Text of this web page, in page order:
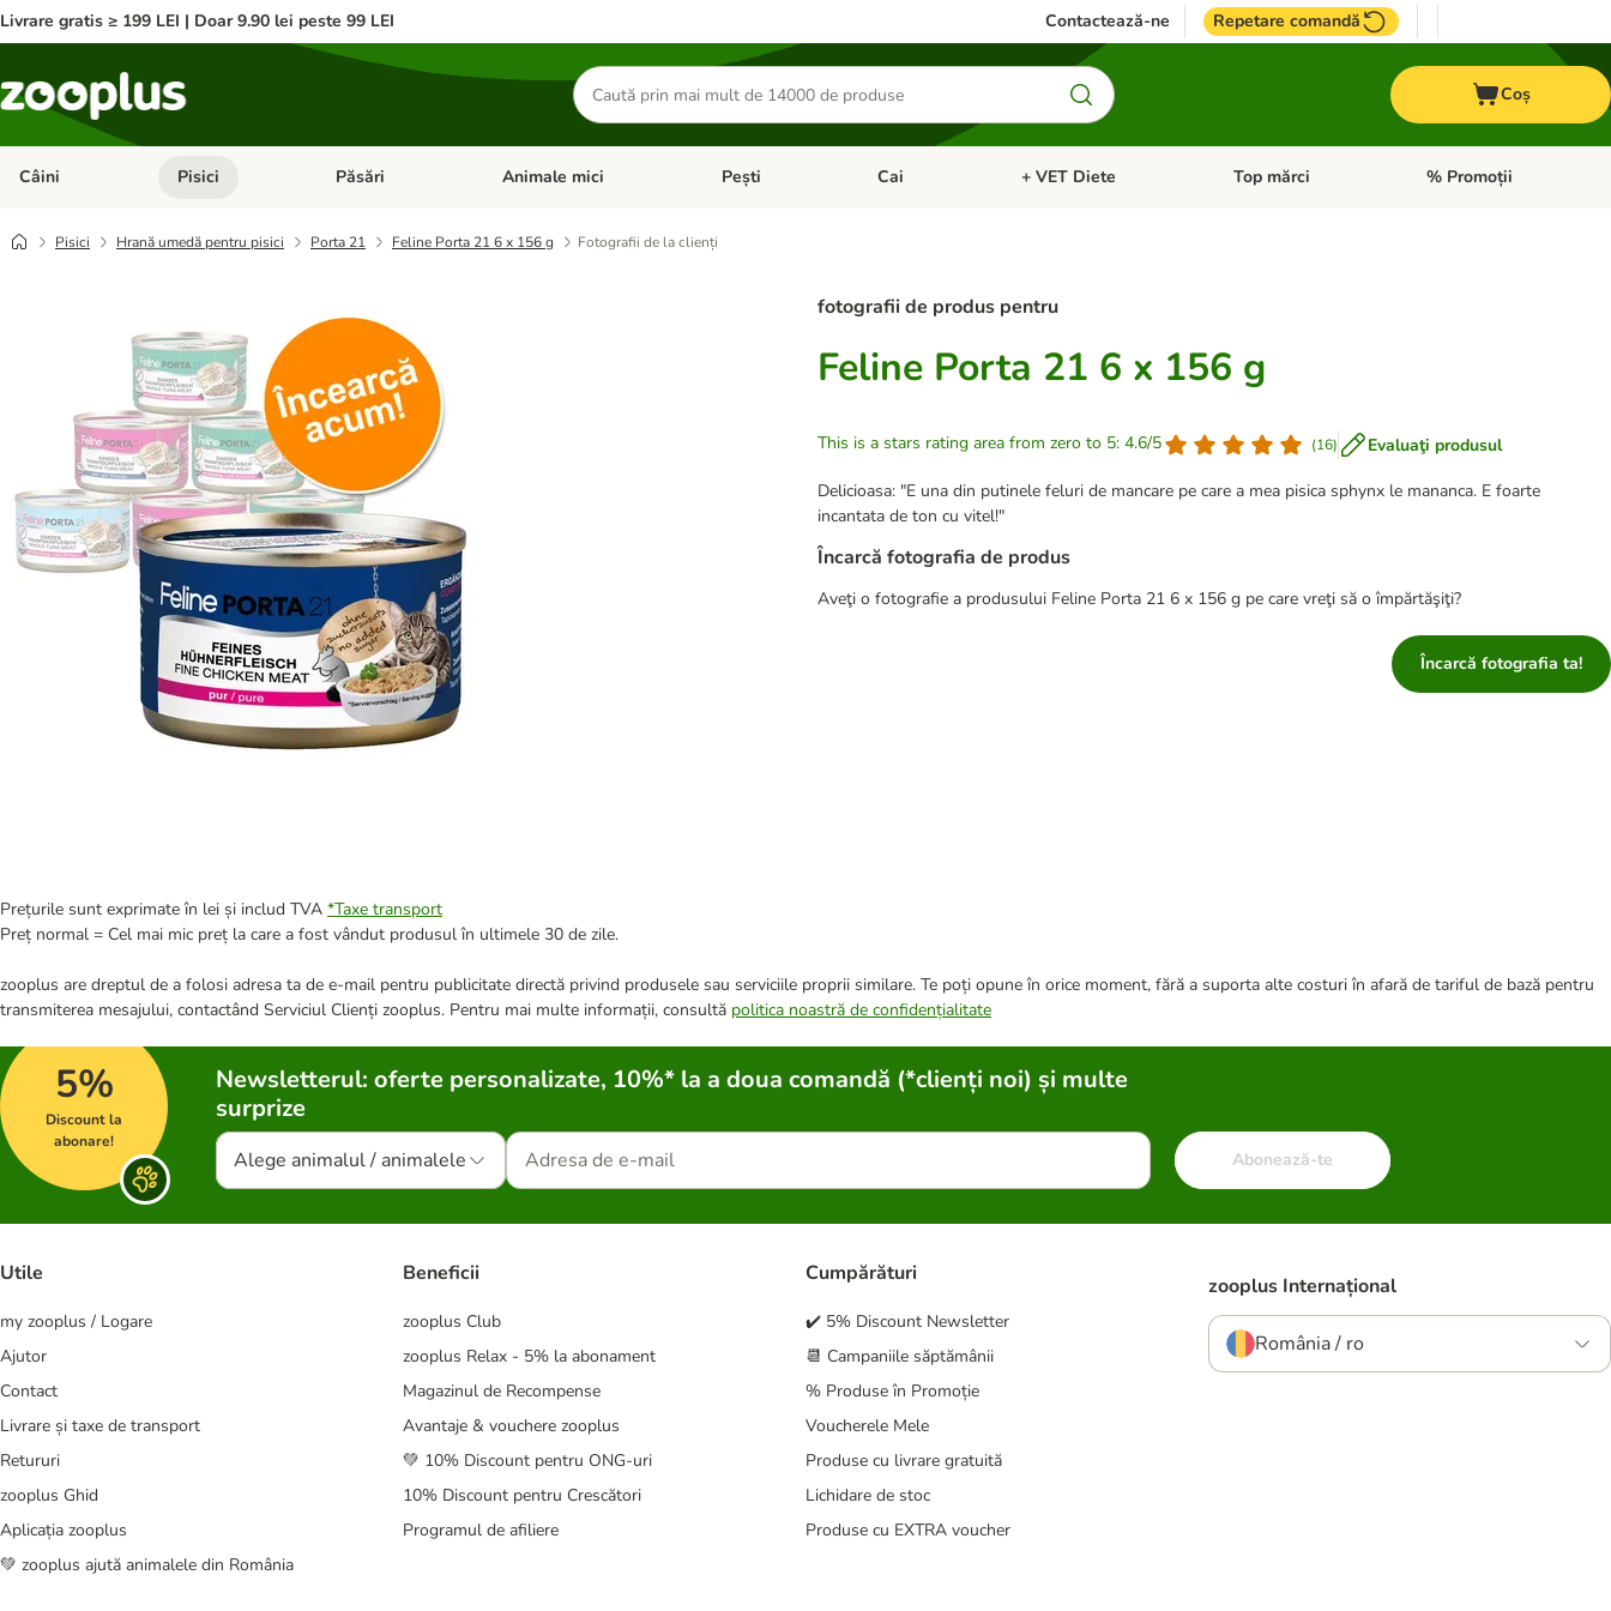
Livrare gratis ≥ 199 LEI | Doar 9.90 lei peste 99 LEI Contactează-ne Repetare comandă
Căutare
produse
Coș
Câini Deschideți meniul cu categorii: Câini
Pisici Deschideți meniul cu categorii: Pisici
Păsări Deschideți meniul cu categorii: Păsări
Animale mici Deschideți meniul cu categorii: Animale mici
Pești Deschideți meniul cu categorii: Pești
Cai Deschideți meniul cu categorii: Cai
+ VET Diete Deschideți meniul cu categorii: + VET Diete
Top mărci Deschideți meniul cu
% Promoții
Pisici Hrană umedă pentru pisici Porta 21 Feline Porta 21 6 x 156 g Fotografii de la clienți
fotografii de produs pentru
Feline Porta 21 6 x 156 g
This is a stars rating area from zero to 5: 4.6/5 (16) Evaluaţi produsul
Delicioasa: "E una din putinele feluri de mancare pe care a mea pisica sphynx le mananca. E foarte
incantata de ton cu vitel!"
Încarcă fotografia de produs
Aveţi o fotografie a produsului Feline Porta 21 6 x 156 g pe care vreţi să o împărtăşiţi?
Încarcă fotografia ta!
Prețurile sunt exprimate în lei și includ TVA *Taxe transport
Preț normal = Cel mai mic preț la care a fost vândut produsul în ultimele 30 de zile.
zooplus are dreptul de a folosi adresa ta de e-mail pentru publicitate directă privind produsele sau serviciile proprii similare. Te poți opune în orice moment, fără a suporta alte costuri în afară de tariful de bază pentru
transmiterea mesajului, contactând Serviciul Clienți zooplus. Pentru mai multe informații, consultă politica noastră de confidențialitate
5%
Discount la
abonare!
Newsletterul: oferte personalizate, 10%* la a doua comandă (*clienți noi) și multe
surprize
Alege animalul / animalele Abonează-te
Utile
my zooplus / Logare
Ajutor
Contact
Livrare și taxe de transport
Retururi
zooplus Ghid
Aplicația zooplus
💚 zooplus ajută animalele din România
Beneficii
zooplus Club
zooplus Relax - 5% la abonament
Magazinul de Recompense
Avantaje & vouchere zooplus
💚 10% Discount pentru ONG-uri
10% Discount pentru Crescători
Programul de afiliere
Cumpărături
✔️ 5% Discount Newsletter
📆 Campaniile săptămânii
% Produse în Promoție
Voucherele Mele
Produse cu livrare gratuită
Lichidare de stoc
Produse cu EXTRA voucher
zooplus Internațional
România / ro